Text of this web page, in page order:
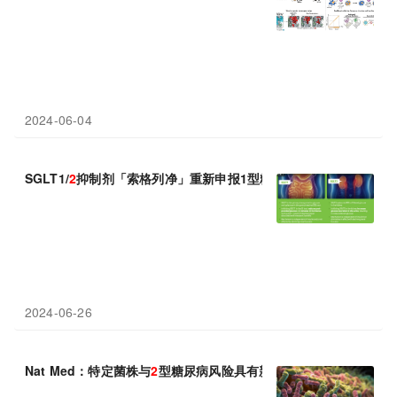
2024-06-04
SGLT1/2抑制剂「​索格列净」​重新申报1型糖尿病新适应症
2024-06-26
Nat Med：特定菌株与2型糖尿病风险具有新关联，噬菌体角色引